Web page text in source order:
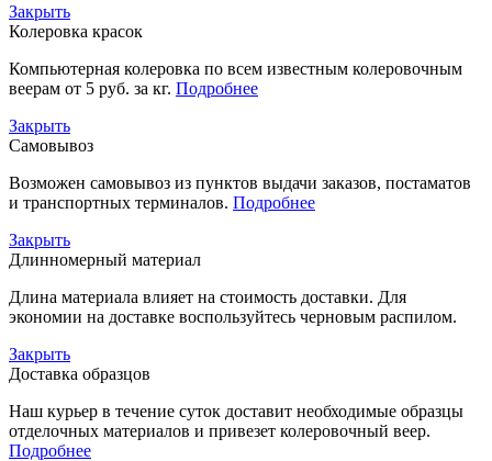
Закрыть
Колеровка красок
Компьютерная колеровка по всем известным колеровочным
веерам от 5 руб. за кг. Подробнее
Закрыть
Самовывоз
Возможен самовывоз из пунктов выдачи заказов, постаматов
и транспортных терминалов. Подробнее
Закрыть
Длинномерный материал
Длина материала влияет на стоимость доставки. Для
экономии на доставке воспользуйтесь черновым распилом.
Закрыть
Доставка образцов
Наш курьер в течение суток доставит необходимые образцы
отделочных материалов и привезет колеровочный веер.
Подробнее